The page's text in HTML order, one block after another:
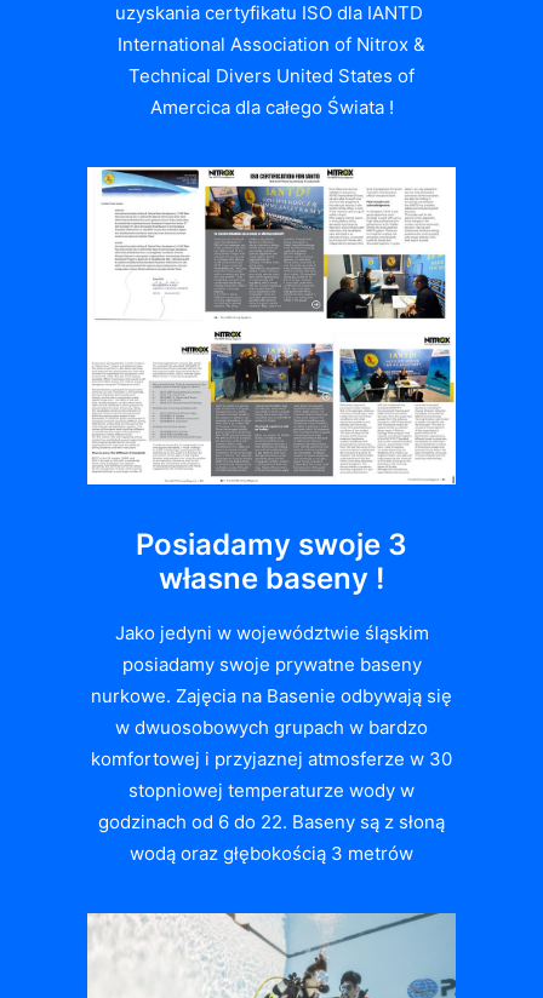
uzyskania certyfikatu ISO dla IANTD
International Association of Nitrox &
Technical Divers United States of
Amercica dla całego Świata !
Posiadamy swoje 3
własne baseny !
Jako jedyni w województwie śląskim
posiadamy swoje prywatne baseny
nurkowe. Zajęcia na Basenie odbywają się
w dwuosobowych grupach w bardzo
komfortowej i przyjaznej atmosferze w 30
stopniowej temperaturze wody w
godzinach od 6 do 22. Baseny są z słoną
wodą oraz głębokością 3 metrów